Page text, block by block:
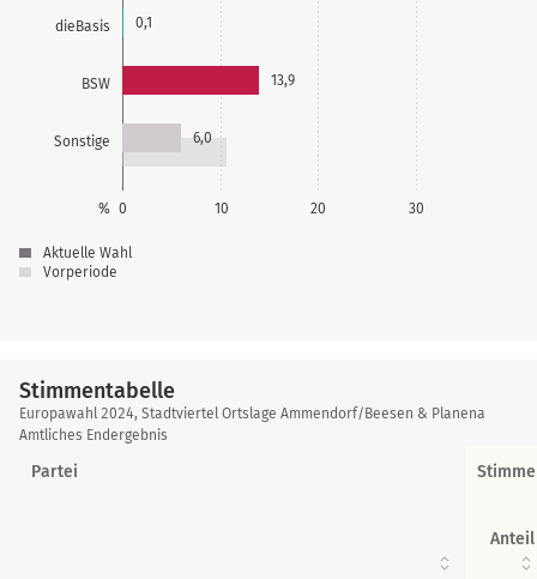
dieBasis
BSW
Sonstige
0 10 20 30
%
0,1
13,9
6,0
Aktuelle Wahl
Vorperiode
Stimmentabelle
Stimmentabelle
Europawahl 2024, Stadtviertel Ortslage Ammendorf/Beesen & Planena
Amtliches Endergebnis
Partei
Anteil